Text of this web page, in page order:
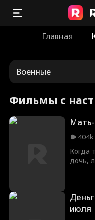
Главная
Военные
Фильмы с
404k
Когда
дочь,
июля